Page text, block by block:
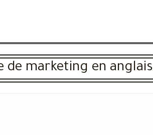
de marketing en anglais